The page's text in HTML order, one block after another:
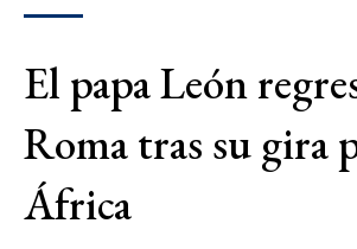
El papa León
Roma tras su gira
África